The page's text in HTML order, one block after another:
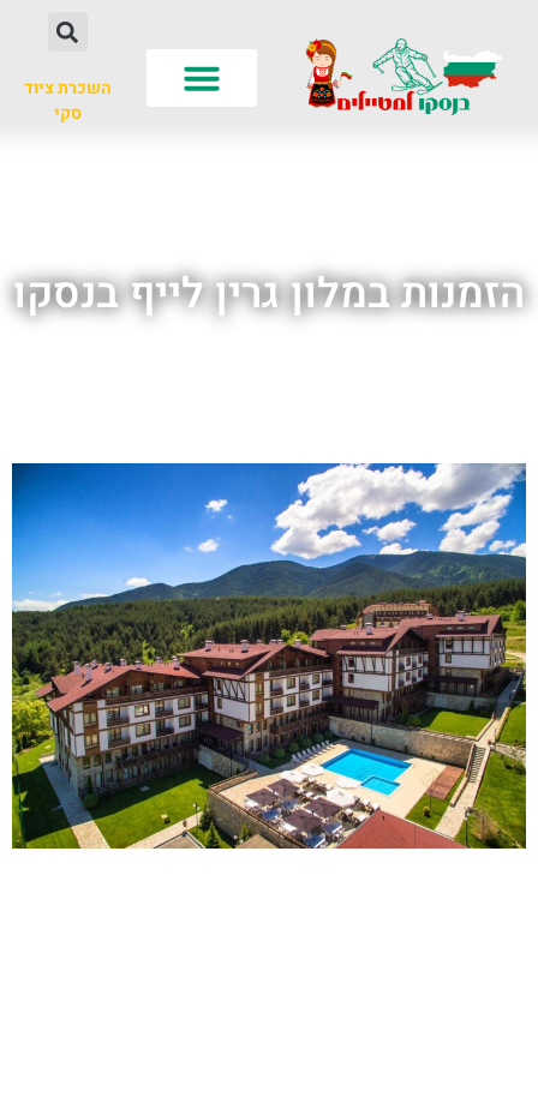
השכרת ציוד
סקי
הזמנות במלון גרין לייף בנסקו